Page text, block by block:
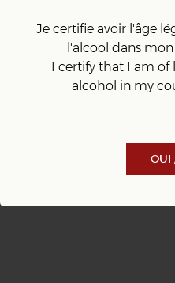
Je certifie avoir l'âge
l'alcool dans
I certify that I am of
alcohol in my
OUI